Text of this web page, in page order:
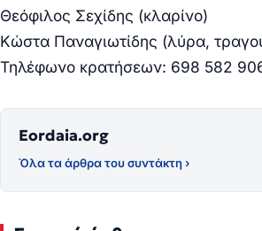
Θεόφιλος Σεχίδης (κλαρίνο)
Κώστα Παναγιωτίδης (λύρα,
Τηλέφωνο κρατήσεων: 698 582
Eordaia.org
Όλα τα άρθρα του συντάκτη ›